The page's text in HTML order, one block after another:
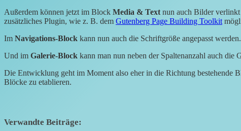
Außerdem können jetzt im Block Media & Text nun auch Bilder
zusätzliches Plugin, wie z. B. dem Gutenberg Page Building Toolkit
Im Navigations-Block kann nun auch die Schriftgröße angepasst werden.
Und im Galerie-Block kann man nun neben der Spaltenanzahl auch die
Die Entwicklung geht im Moment also eher in die Richtung bestehende
Blöcke zu etablieren.
Verwandte Beiträge: